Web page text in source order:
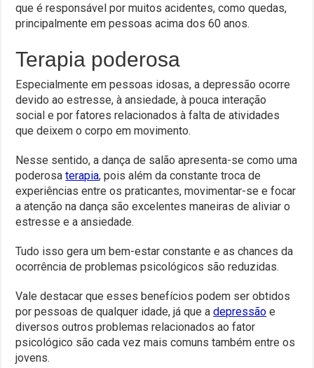
que é responsável por muitos acidentes, como quedas,
principalmente em pessoas acima dos 60 anos.
Terapia poderosa
Especialmente em pessoas idosas, a depressão ocorre
devido ao estresse, à ansiedade, à pouca interação
social e por fatores relacionados à falta de atividades
que deixem o corpo em movimento.
Nesse sentido, a dança de salão apresenta-se como uma
poderosaterapia, pois além da constante troca de
experiências entre os praticantes, movimentar-se e focar
a atenção na dança são excelentes maneiras de aliviar o
estresse e a ansiedade.
Tudo isso gera um bem-estar constante e as chances da
ocorrência de problemas psicológicos são reduzidas.
Vale destacar que esses benefícios podem ser obtidos
por pessoas de qualquer idade, já que adepressão e
diversos outros problemas relacionados ao fator
psicológico são cada vez mais comuns também entre os
jovens.